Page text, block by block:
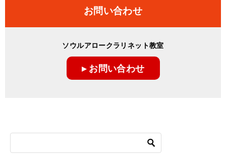
ビ
お問い合わせ
ソウルアロークラリネット教室
▸ お問い合わせ